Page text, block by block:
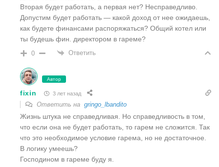
Вторая будет работать, а первая нет? Несправедливо.
Допустим будет работать — какой доход от нее ожидаешь,
как будете финансами распоряжаться? Общий котел или
ты будешь фин. директором в гареме?
0 Ответить
Автор
fixin 3 лет назад
Ответить на gringo_lbandito
Жизнь штука не справедливая. Но справедливость в том,
что если она не будет работать, то гарем не сложится. Так
что это необходимое условие гарема, но не достаточное.
В логику умеешь?
Господином в гареме буду я.